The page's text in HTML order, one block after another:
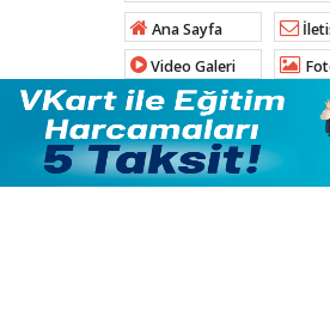
“Gök Kubbe’de, Mavi Vatan’da, Şanlı
İstanbul Emniyeti Her Yerde” paylaşımı
19:26 -Çekmeköy Belediye Başkanı
Çerkez AK Parti’ye katıldı
16:56 -İstanbul’da 4 CHP’li belediye
AK Parti’ye katılıyor
Ana Sayfa
Video Galeri